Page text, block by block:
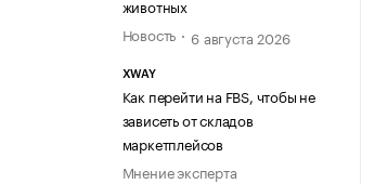
животных
Новость
6 августа 2026
XWAY
Как перейти на FBS, чтобы не
зависеть от складов
маркетплейсов
Мнение эксперта